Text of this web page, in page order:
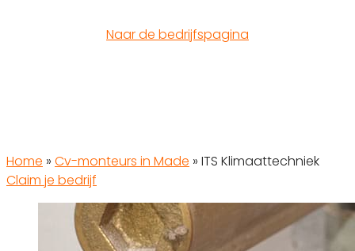
Naar de bedrijfspagina
Home » Cv-monteurs in Made » ITS Klimaattechniek
Claim je bedrijf